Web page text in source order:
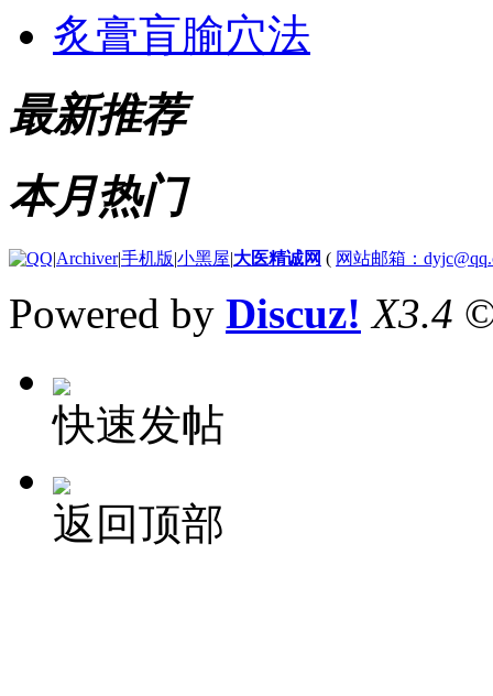
炙膏肓腧穴法
最新推荐
本月热门
|Archiver|手机版|小黑屋|大医精诚网 ( 网站邮箱：
Powered by Discuz! X3.4
快速发帖
返回顶部